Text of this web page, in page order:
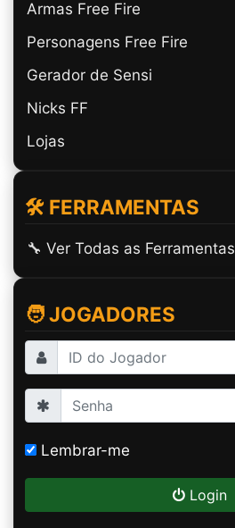
Armas Free Fire
Personagens Free Fire
Gerador de Sensi
Nicks FF
Lojas
🛠️ FERRAMENTAS
🔧 Ver Todas as Ferramentas
🧑 JOGADORES
Lembrar-me
Login